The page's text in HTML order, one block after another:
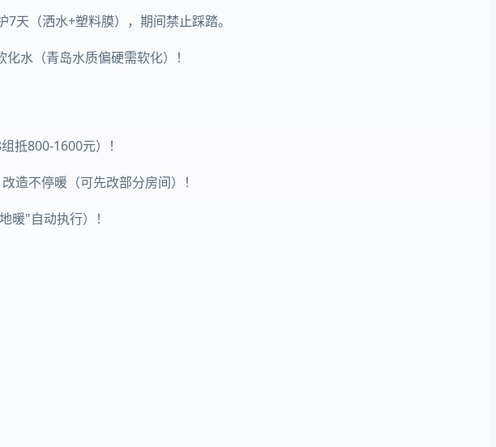
天（洒水+塑料膜），期间禁止踩踏。
水（青岛水质偏硬需软化）！
抵800-1600元）！
造不停暖（可先改部分房间）！
暖"自动执行）！